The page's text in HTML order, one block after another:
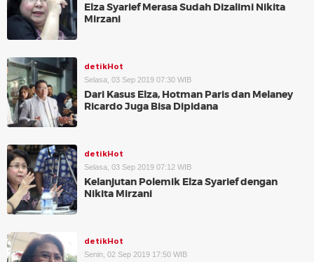
Elza Syarief Merasa Sudah Dizalimi Nikita
Mirzani
detikHot
Selasa, 03 Sep 2019 07:30 WIB
Dari Kasus Elza, Hotman Paris dan Melaney
Ricardo Juga Bisa Dipidana
detikHot
Selasa, 03 Sep 2019 07:12 WIB
Kelanjutan Polemik Elza Syarief dengan
Nikita Mirzani
detikHot
Senin, 02 Sep 2019 17:50 WIB